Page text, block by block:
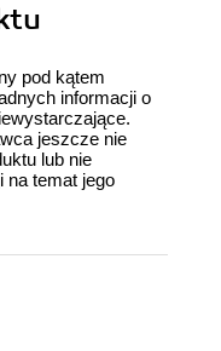
pod kątem
informacji o
jeszcze nie
lub nie
na temat jego